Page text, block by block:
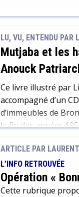
LU, VU, ENTENDU
Mutjaba et les
Anouck
Ce livre illustré par
accompagné d’un
d’immeubles de
la fin des années
ARTICLE PAR
L’INFO RETROUVÉE
Opération «
Cette rubrique